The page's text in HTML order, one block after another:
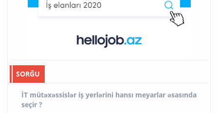
SORĞU
İT mütəxəssislər iş yerlərini hansı meyarlar əsasında
seçir ?